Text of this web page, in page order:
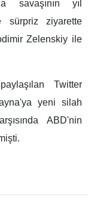
savaşının yıl
sürpriz ziyarette
Zelenskiy ile
Twitter
yeni silah
ABD'nin